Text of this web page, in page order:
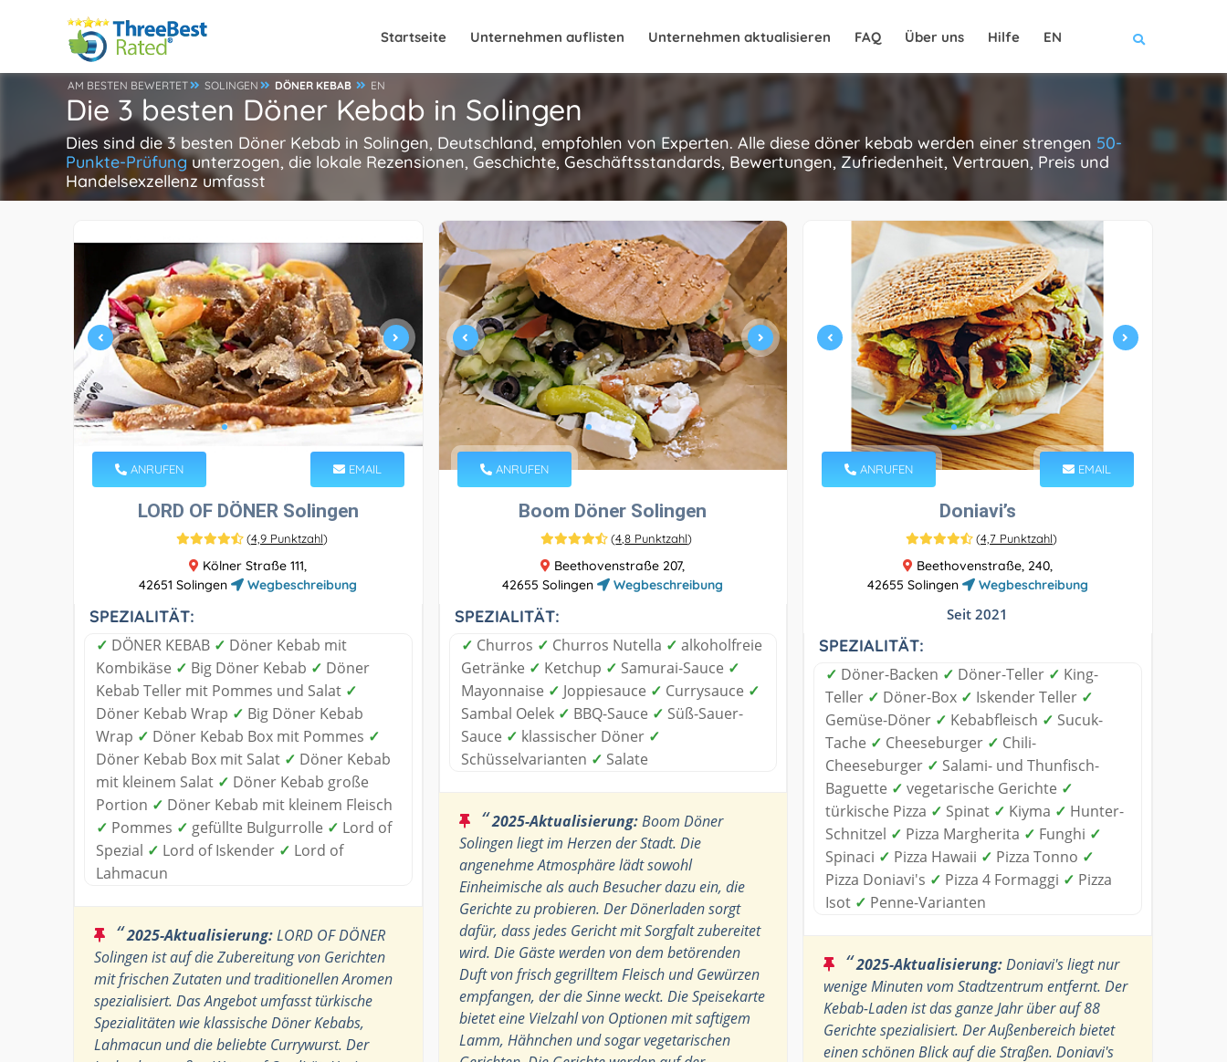
Startseite Unternehmen auflisten Unternehmen aktualisieren FAQ Über uns Hilfe EN
AM BESTEN BEWERTET SOLINGEN DÖNER KEBAB EN
Die 3 besten Döner Kebab in Solingen
Dies sind die 3 besten Döner Kebab in Solingen, Deutschland, empfohlen von Experten. Alle diese döner kebab werden einer strengen 50-
Punkte-Prüfungunterzogen, die lokale Rezensionen, Geschichte, Geschäftsstandards, Bewertungen, Zufriedenheit, Vertrauen, Preis und
Handelsexzellenz umfasst
ANRUFEN EMAIL
LORD OF DÖNER Solingen
(4,9 Punktzahl)
Kölner Straße 111,
42651 Solingen
Wegbeschreibung
SPEZIALITÄT:
✓ DÖNER KEBAB ✓ Döner Kebab mit
Kombikäse ✓ Big Döner Kebab ✓ Döner
Kebab Teller mit Pommes und Salat ✓
Döner Kebab Wrap ✓ Big Döner Kebab
Wrap ✓ Döner Kebab Box mit Pommes ✓
Döner Kebab Box mit Salat ✓ Döner Kebab
mit kleinem Salat ✓ Döner Kebab große
Portion ✓ Döner Kebab mit kleinem Fleisch
✓ Pommes ✓ gefüllte Bulgurrolle ✓ Lord of
Spezial ✓ Lord of Iskender ✓ Lord of
Lahmacun
“2025-Aktualisierung:LORD OF DÖNER
Solingen ist auf die Zubereitung von Gerichten
mit frischen Zutaten und traditionellen Aromen
spezialisiert. Das Angebot umfasst türkische
Spezialitäten wie klassische Döner Kebabs,
Lahmacun und die beliebte Currywurst. Der
ANRUFEN
Boom Döner Solingen
(4,8 Punktzahl)
Beethovenstraße 207,
42655 Solingen
Wegbeschreibung
SPEZIALITÄT:
✓ Churros ✓ Churros Nutella ✓ alkoholfreie
Getränke ✓ Ketchup ✓ Samurai-Sauce ✓
Mayonnaise ✓ Joppiesauce ✓ Currysauce ✓
Sambal Oelek ✓ BBQ-Sauce ✓ Süß-Sauer-
Sauce ✓ klassischer Döner ✓
Schüsselvarianten ✓ Salate
“2025-Aktualisierung:Boom Döner
Solingen liegt im Herzen der Stadt. Die
angenehme Atmosphäre lädt sowohl
Einheimische als auch Besucher dazu ein, die
Gerichte zu probieren. Der Dönerladen sorgt
dafür, dass jedes Gericht mit Sorgfalt zubereitet
wird. Die Gäste werden von dem betörenden
Duft von frisch gegrilltem Fleisch und Gewürzen
empfangen, der die Sinne weckt. Die Speisekarte
bietet eine Vielzahl von Optionen mit saftigem
Lamm, Hähnchen und sogar vegetarischen
ANRUFEN EMAIL
Doniavi’s
(4,7 Punktzahl)
Beethovenstraße, 240,
42655 Solingen
Wegbeschreibung
Seit 2021
SPEZIALITÄT:
✓ Döner-Backen ✓ Döner-Teller ✓ King-
Teller ✓ Döner-Box ✓ Iskender Teller ✓
Gemüse-Döner ✓ Kebabfleisch ✓ Sucuk-
Tache ✓ Cheeseburger ✓ Chili-
Cheeseburger ✓ Salami- und Thunfisch-
Baguette ✓ vegetarische Gerichte ✓
türkische Pizza ✓ Spinat ✓ Kiyma ✓ Hunter-
Schnitzel ✓ Pizza Margherita ✓ Funghi ✓
Spinaci ✓ Pizza Hawaii ✓ Pizza Tonno ✓
Pizza Doniavi's ✓ Pizza 4 Formaggi ✓ Pizza
Isot ✓ Penne-Varianten
“2025-Aktualisierung:Doniavi's liegt nur
wenige Minuten vom Stadtzentrum entfernt. Der
Kebab-Laden ist das ganze Jahr über auf 88
Gerichte spezialisiert. Der Außenbereich bietet
einen schönen Blick auf die Straßen. Doniavi's